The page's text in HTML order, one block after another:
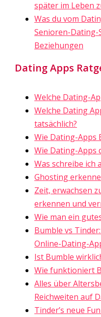
später im Leben
Was du vom
Senioren-Dating-
Beziehungen
Dating Apps
Welche Dating-
Welche Dating
tatsächlich?
Wie Dating-Apps
Wie Dating-Apps
Was schreibe ich
Ghosting
Zeit, erwachsen
erkennen und
Wie man ein
Bumble vs
Online-Dating-
Ist Bumble
Wie funktioniert
Alles über
Reichweiten auf
Tinder’s neue